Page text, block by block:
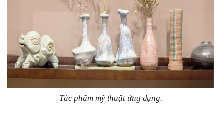
Tác phẩm mỹ thuật ứng dụng.